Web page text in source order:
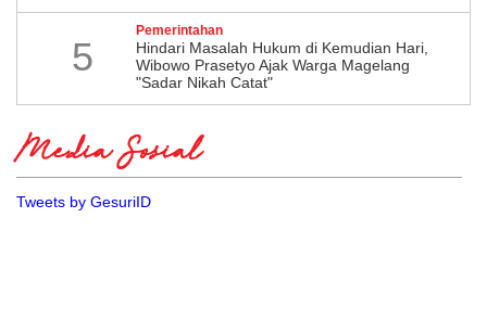
5
Pemerintahan
Hindari Masalah Hukum di Kemudian Hari,
Wibowo Prasetyo Ajak Warga Magelang
"Sadar Nikah Catat"
Media Sosial
Tweets by GesuriID